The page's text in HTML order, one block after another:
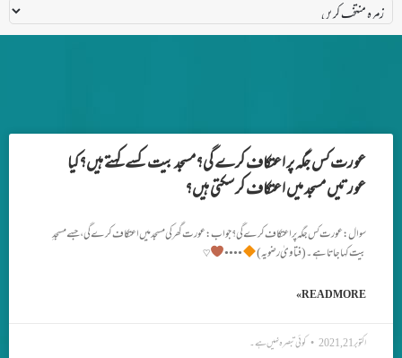
عورت کس جگہ پر اعتکاف کرے گی؟مسجد بیت کسے کہتے ہیں؟کیا
عورتیں مسجد میں اعتکاف کر سکتی ہیں؟
سوال: عورت کس جگہ پر اعتکاف کرے گی؟ جواب: عورت گھر کی مسجد میں اعتکاف کرے گی ، جسے مسجدِ
بیت کہا جاتا ہے۔(فتاویٰ رضویہ)
••••
♡
READ MORE »
اکتوبر 21, 2021 کوئی تبصرہ نہیں ہے۔